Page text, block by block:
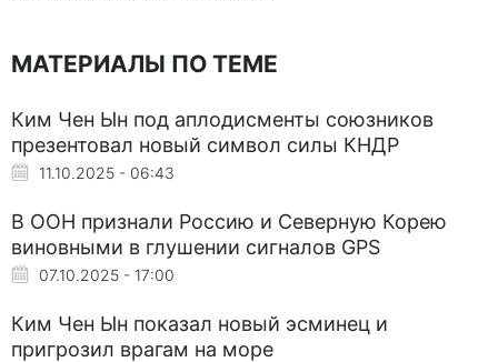
МАТЕРИАЛЫ ПО ТЕМЕ
Ким Чен Ын под аплодисменты союзников
презентовал новый символ силы КНДР
11.10.2025 - 06:43
В ООН признали Россию и Северную Корею
виновными в глушении сигналов GPS
07.10.2025 - 17:00
Ким Чен Ын показал новый эсминец и
пригрозил врагам на море